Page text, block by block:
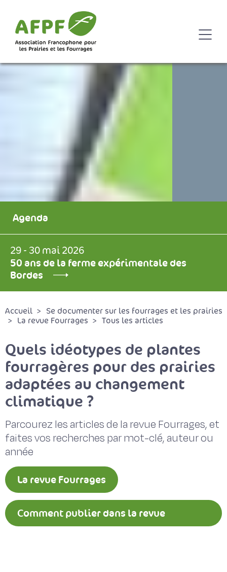
Agenda
29 - 30 mai 2026
50 ans de la ferme expérimentale des
Bordes
Accueil
Se documenter sur les fourrages et les prairies
La revue Fourrages
Tous les articles
Quels idéotypes de plantes
fourragères pour des prairies
adaptées au changement
climatique ?
Parcourez les articles de la revue Fourrages, et
faites vos recherches par mot-clé, auteur ou
année
La revue Fourrages
Comment publier dans la revue